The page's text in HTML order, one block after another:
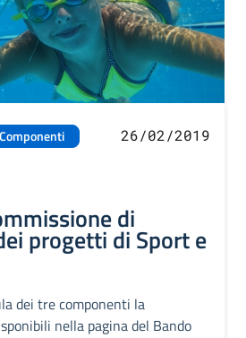
Componenti
26/02/2019
di
progetti di Sport e
dei tre componenti la
nella pagina del Bando